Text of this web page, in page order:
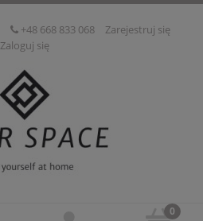
+48 668 833 068
Zarejestruj się
Zaloguj się